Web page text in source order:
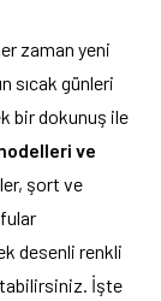
zaman yeni
sıcak günleri
bir dokunuş ile
ve
şort ve
desenli renkli
İşte